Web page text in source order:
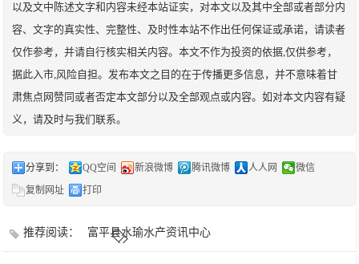
以及文中陈述文字和内容未经本站证实，对本文以及其中全部或者部分内
容、文字的真实性、完整性、及时性本站不作出任何保证或承诺，请读者
仅作参考，并请自行核实相关内容。本文不作为投资的依据,仅供参考，
据此入市,风险自担。发布本文之目的在于传播更多信息，并不意味着甘
肃焦点网赞同或者否定本文部分以及全部观点或内容。如对本文内容有疑
义，请及时与我们联系。
分享到： QQ空间 新浪微博 腾讯微博 人人网
微信
复制网址
打印
推荐阅读： 富平县水瑜水产资讯中心